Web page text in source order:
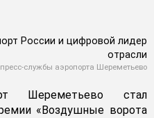
России и цифровой лидер
отрасли
службы аэропорта Шереметьево
Шереметьево стал
«Воздушные ворота